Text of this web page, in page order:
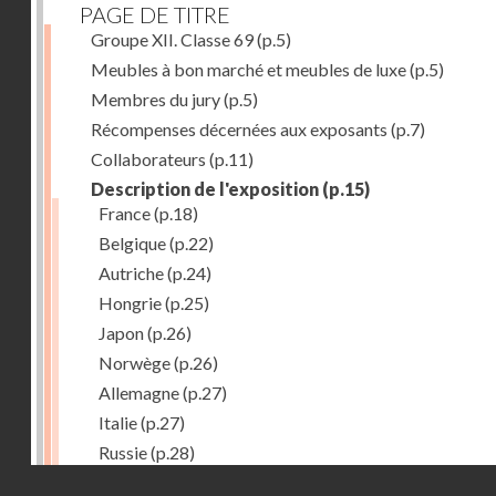
PAGE DE TITRE
Groupe XII. Classe 69(p.5)
Meubles à bon marché et meubles de luxe(p.5)
Membres du jury(p.5)
Récompenses décernées aux exposants (p.7)
Collaborateurs (p.11)
Description de l'exposition (p.15)
France(p.18)
Belgique(p.22)
Autriche(p.24)
Hongrie(p.25)
Japon(p.26)
Norwège(p.26)
Allemagne(p.27)
Italie(p.27)
Russie(p.28)